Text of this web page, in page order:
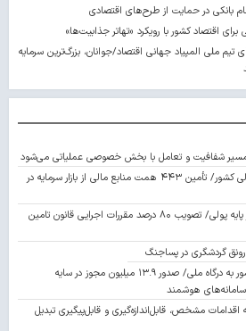
بانکی در حمایت از طرح‌های اقتصادی
اقتصاد کشور با رویکرد «تهاتر جذابیت‌ها»
تیم ملی المپیاد جهانی اقتصاد/جوانان، بزرگ‌ترین سرمایه
مسیر شفافیت و تعامل با بخش خصوصی عملیاتی می‌شود
در مسیر تغییر ساختار تأمین مالی کشور/ تأمین ۴۴۳ همت منابع مالی از بازار سرمایه در
تأمین مالی تولید بدون فشار بر پایه پولی/ تصویب ۸۰ درصد مقررات اجرایی قانون تامین
گردشگری در پساجنگ
اتصال ۹۷ درصدی مجوزهای کشور به درگاه ملی/ صدور ۱۳.۹ میلیون مجوز در سایه
اقدامات مشخص، قابل‌اندازه‌گیری و قابل‌پیگیری تبدیل